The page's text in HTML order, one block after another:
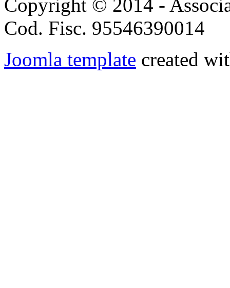
Copyright © 2014 -
Cod. Fisc. 95546390014
Joomla template created